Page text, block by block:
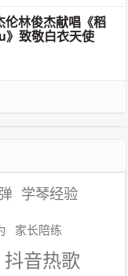
林俊杰献唱《稻
致敬白衣天使
学琴经验
家长陪练
抖音热歌